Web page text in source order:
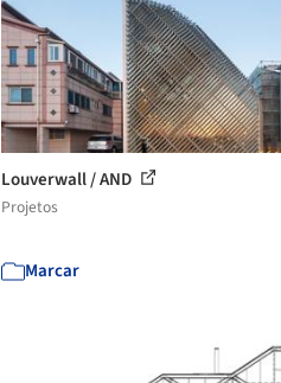
Louverwall / AND
Projetos
Marcar